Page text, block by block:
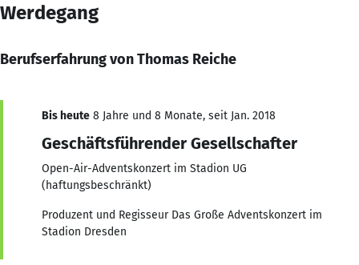
Werdegang
Berufserfahrung von Thomas Reiche
Bis heute 8 Jahre und 8 Monate, seit Jan. 2018
Geschäftsführender Gesellschafter
Open-Air-Adventskonzert im Stadion UG
(haftungsbeschränkt)
Produzent und Regisseur Das Große Adventskonzert im
Stadion Dresden